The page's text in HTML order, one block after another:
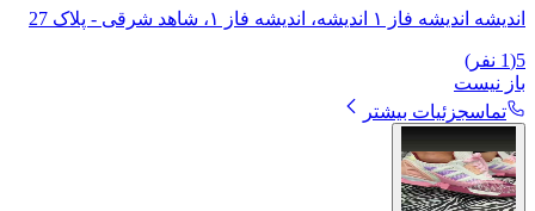
اندیشه اندیشه فاز ۱ اندیشه، اندیشه فاز ۱، شاهد شرقی - پلاک 27
5
(
1 نفر)
باز نیست
تماسجزئیات بیشتر